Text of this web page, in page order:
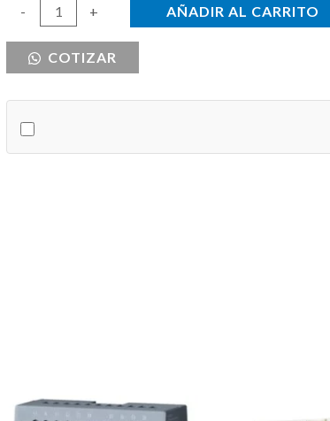
-
230VAC
GA800
+ AÑADIR AL CARRITO
COTIZAR